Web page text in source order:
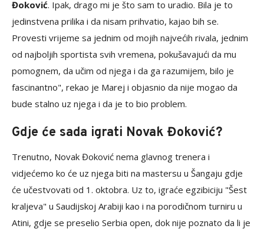
Đoković. Ipak, drago mi je što sam to uradio. Bila je to
jedinstvena prilika i da nisam prihvatio, kajao bih se.
Provesti vrijeme sa jednim od mojih najvećih rivala, jednim
od najboljih sportista svih vremena, pokušavajući da mu
pomognem, da učim od njega i da ga razumijem, bilo je
fascinantno", rekao je Marej i objasnio da nije mogao da
bude stalno uz njega i da je to bio problem.
Gdje će sada igrati Novak Đoković?
Trenutno, Novak Đoković nema glavnog trenera i
vidjećemo ko će uz njega biti na mastersu u Šangaju gdje
će učestvovati od 1. oktobra. Uz to, igraće egzibiciju "Šest
kraljeva" u Saudijskoj Arabiji kao i na porodičnom turniru u
Atini, gdje se preselio Serbia open, dok nije poznato da li je